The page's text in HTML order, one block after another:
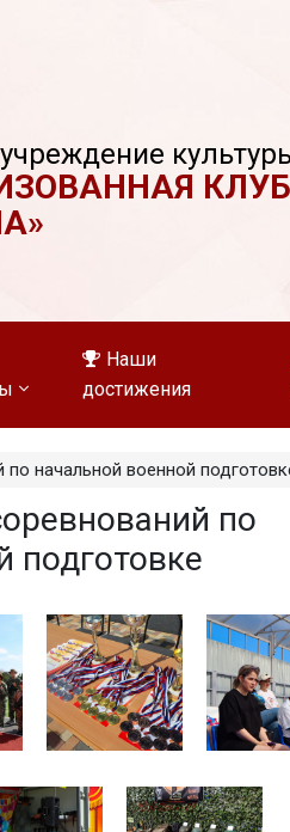
Наши
достижения
начальной военной
по
подготовке